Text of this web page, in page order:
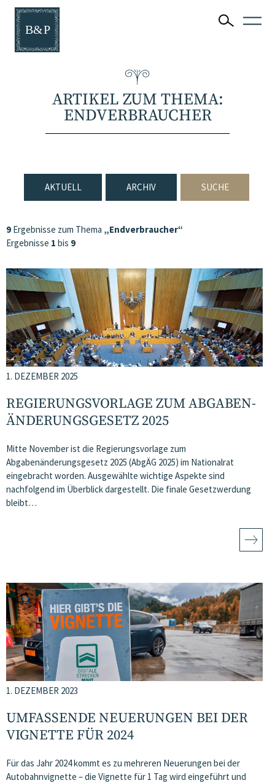
ARTIKEL ZUM THEMA:
ENDVERBRAUCHER
AKTUELL ARCHIV SUCHE
9 Ergebnisse zum Thema „Endverbraucher“
Ergebnisse 1 bis 9
1. DEZEMBER 2025
REGIERUNGSVORLAGE ZUM ABGABEN­
ÄNDERUNGS­GESETZ 2025
Mitte November ist die Regierungsvorlage zum
Abgabenänderungsgesetz 2025 (AbgÄG 2025) im Nationalrat
eingebracht worden. Ausgewählte wichtige Aspekte sind
nachfolgend im Überblick dargestellt. Die finale Gesetzwerdung
bleibt…
1. DEZEMBER 2023
UMFASSENDE NEUERUNGEN BEI DER
VIGNETTE FÜR 2024
Für das Jahr 2024 kommt es zu mehreren Neuerungen bei der
Autobahnvignette – die Vignette für 1 Tag wird eingeführt und